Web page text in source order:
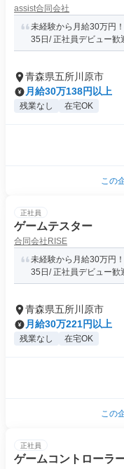
assist合同会社
未経験から月給30万円
35日/ 正社員デビュー歓
青森県五所川原市
月給30万138円以上
残業なし 在宅OK
この
正社員
ゲームテスター
合同会社RISE
未経験から月給30万円
35日/ 正社員デビュー歓
青森県五所川原市
月給30万221円以上
残業なし 在宅OK
この
正社員
ゲームコントローラ